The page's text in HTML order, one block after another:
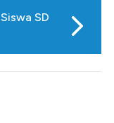
SD